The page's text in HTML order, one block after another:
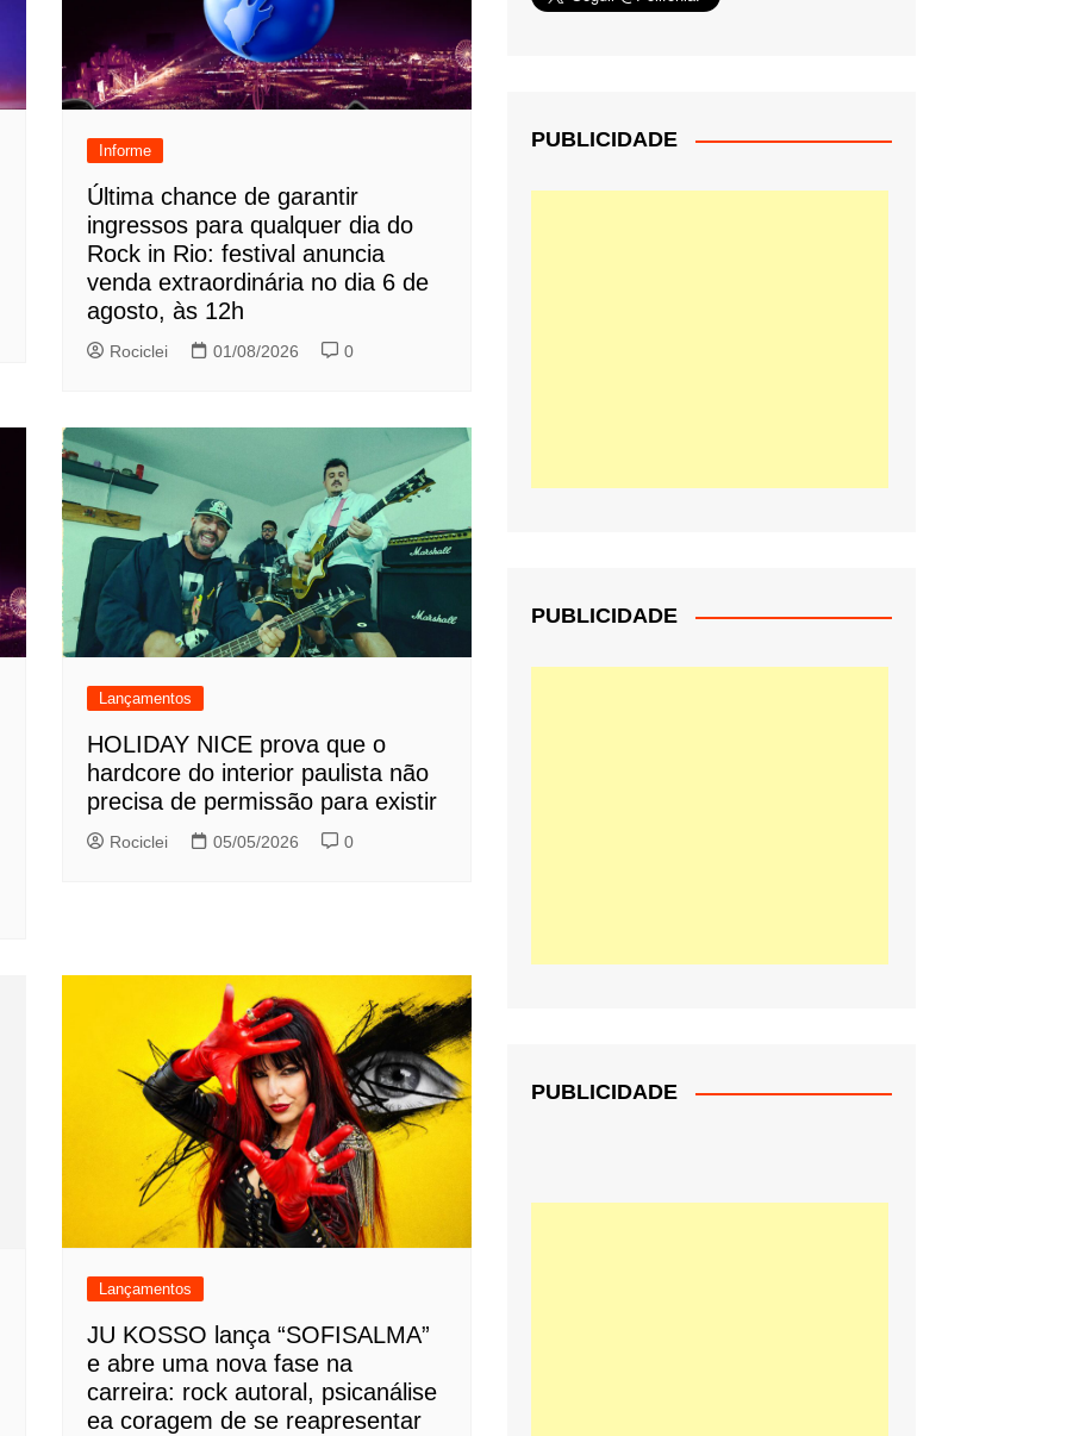
Informe
Última chance de garantir
ingressos para qualquer dia do
Rock in Rio: festival anuncia
venda extraordinária no dia 6 de
agosto, às 12h
Rociclei 01/08/2026 0
Lançamentos
HOLIDAY NICE prova que o
hardcore do interior paulista não
precisa de permissão para existir
Rociclei 05/05/2026 0
Lançamentos
JU KOSSO lança “SOFISALMA”
e abre uma nova fase na
carreira: rock autoral, psicanálise
ea coragem de se reapresentar
PUBLICIDADE
PUBLICIDADE
PUBLICIDADE